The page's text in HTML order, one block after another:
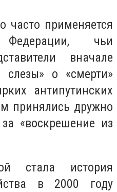
часто применяется
чьи
вначале
слезы» о «смерти»
антипутинских
принялись дружно
«воскрешение из
стала история
в 2000 году